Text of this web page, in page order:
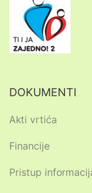
DOKUMENTI
Akti vrtića
Financije
Pristup